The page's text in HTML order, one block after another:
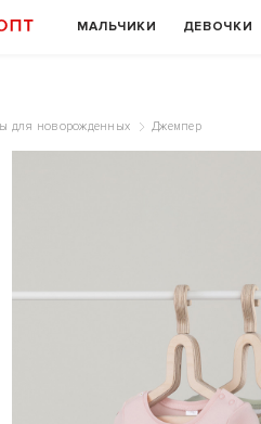
МАЛЬЧИКИ ДЕВОЧКИ
для новорожденных Джемпер